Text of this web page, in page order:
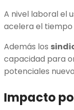
A nivel laboral el
acelera el
Además los
capacidad para
potenciales
Impacto